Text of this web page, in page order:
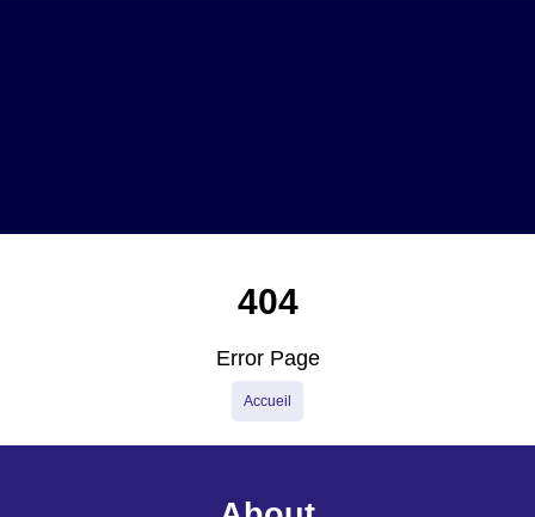
404
Error Page
Accueil